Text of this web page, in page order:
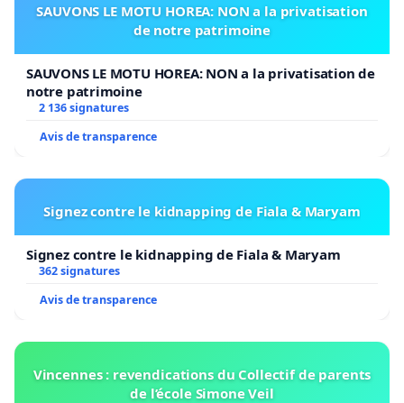
SAUVONS LE MOTU HOREA: NON a la privatisation
de notre patrimoine
SAUVONS LE MOTU HOREA: NON a la privatisation de
notre patrimoine
2 136 signatures
Avis de transparence
Signez contre le kidnapping de Fiala & Maryam
Signez contre le kidnapping de Fiala & Maryam
362 signatures
Avis de transparence
Vincennes : revendications du Collectif de parents
de l’école Simone Veil